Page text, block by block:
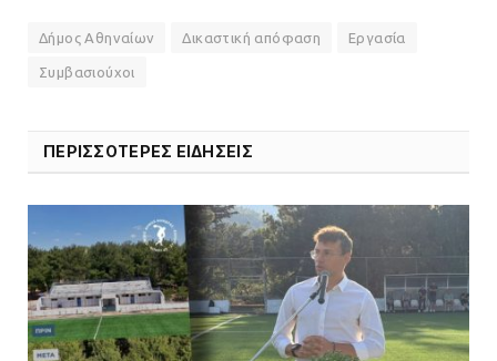
αστυνομικών
Ο δήμαρχος Μάνδρας δώρισε όλους
τους μισθούς του 2025 στο Θριάσιο
για μηχάνημα καρδιολογικών
επεμβάσεων
08.07.2026 | 15:02
Δήμος Αθηναίων Δικαστική απόφαση Εργασία
Συμβασιούχοι
ΠΕΡΙΣΣΟΤΕΡΕΣ ΕΙΔΗΣΕΙΣ